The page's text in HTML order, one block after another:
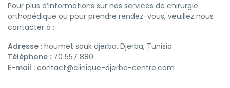
Pour plus d’informations sur nos services de chirurgie
orthopédique ou pour prendre rendez-vous, veuillez nous
contacter à :
Adresse : houmet souk djerba, Djerba, Tunisia
Téléphone : 70 557 880
E-mail : contact@clinique-djerba-centre.com